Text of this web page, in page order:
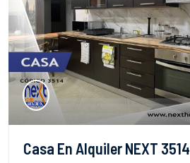
Casa En Alquiler NEXT 3514